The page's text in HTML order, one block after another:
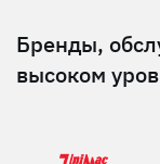
Бренды,
высоком